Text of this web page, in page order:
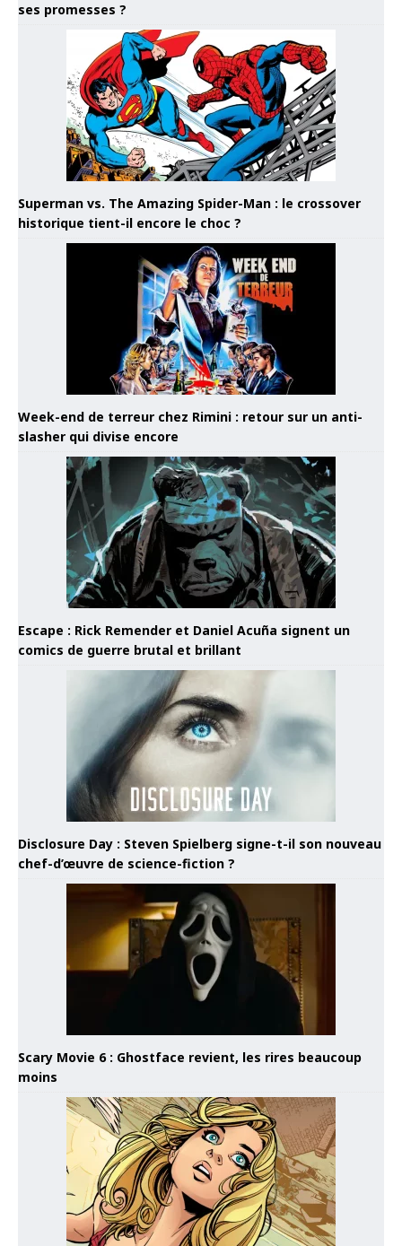
ses promesses ?
Superman vs. The Amazing Spider-Man : le crossover
historique tient-il encore le choc ?
Week-end de terreur chez Rimini : retour sur un anti-
slasher qui divise encore
Escape : Rick Remender et Daniel Acuña signent un
comics de guerre brutal et brillant
Disclosure Day : Steven Spielberg signe-t-il son nouveau
chef-d’œuvre de science-fiction ?
Scary Movie 6 : Ghostface revient, les rires beaucoup
moins